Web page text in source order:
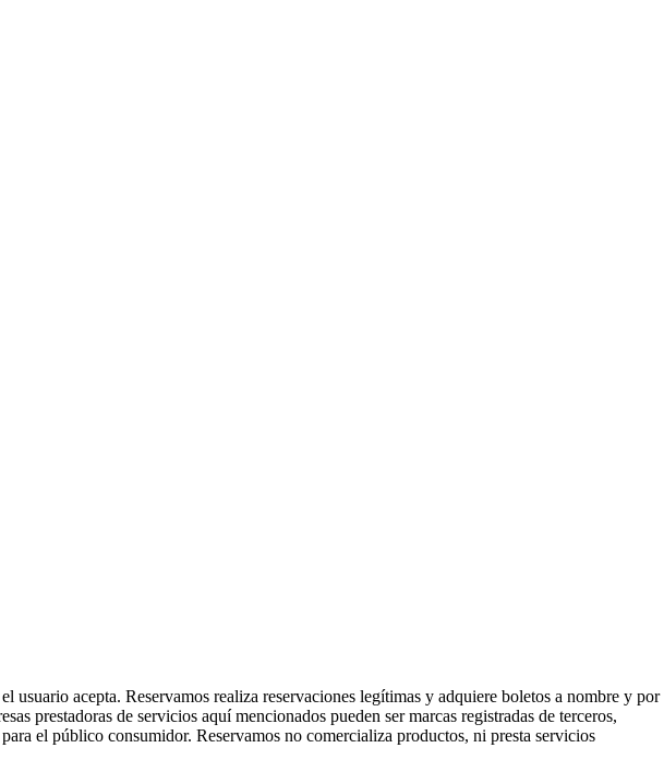
acepta. Reservamos realiza reservaciones legítimas y adquiere boletos a nombre y por
prestadoras de servicios aquí mencionados pueden ser marcas registradas de terceros,
el público consumidor. Reservamos no comercializa productos, ni presta servicios